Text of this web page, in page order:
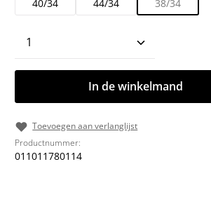
40/34 44/34 38/34
Producthoeveelheid:
In de winkelmand
Toevoegen aan verlanglijst
Productnummer:
011011780114